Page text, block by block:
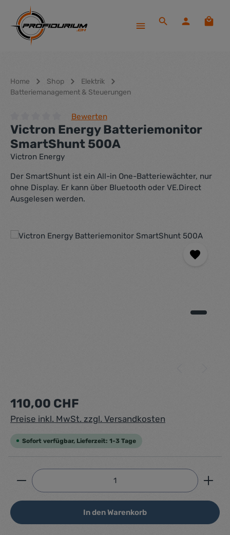
Zum Hauptinhalt springen
Home Shop
Elektrik
Batteriemanagement & Steuerungen
Durchschnittliche Bewertung von 0 von 5 Sternen
Bewerten
Victron Energy Batteriemonitor
SmartShunt 500A
Victron Energy
Der SmartShunt ist ein All-in One-Batteriewächter, nur
ohne Display. Er kann über Bluetooth oder VE.Direct
Ausgelesen werden.
Bildergalerie überspringen
Regulärer Preis:
110,00 CHF
Preise inkl. MwSt. zzgl. Versandkosten
Sofort verfügbar, Lieferzeit: 1-3 Tage
Produkt Anzahl: Gib den gewünschten Wert ein
In den Warenkorb